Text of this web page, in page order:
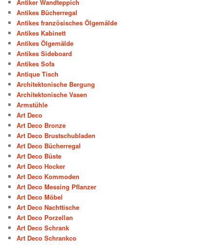
Antiker Wandteppich
Antikes Bücherregal
Antikes französisches Ölgemälde
Antikes Kabinett
Antikes Ölgemälde
Antikes Sideboard
Antikes Sofa
Antique Tisch
Architektonische Bergung
Architektonische Vasen
Armstühle
Art Deco
Art Deco Bronze
Art Deco Brustschubladen
Art Deco Bücherregal
Art Deco Büste
Art Deco Hocker
Art Deco Kommoden
Art Deco Messing Pflanzer
Art Deco Möbel
Art Deco Nachttische
Art Deco Porzellan
Art Deco Schrank
Art Deco Schrankco